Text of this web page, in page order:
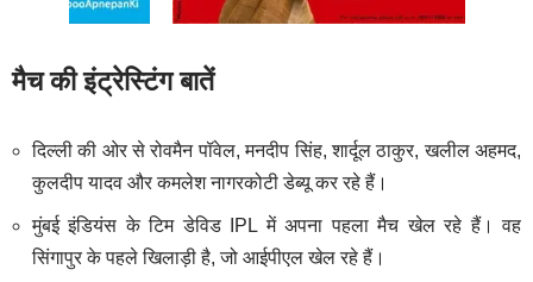
मैच की इंट्रेस्टिंग बातें
दिल्ली की ओर से रोवमैन पॉवेल, मनदीप सिंह, शार्दूल ठाकुर, खलील अहमद,
कुलदीप यादव और कमलेश नागरकोटी डेब्यू कर रहे हैं।
मुंबई इंडियंस के टिम डेविड IPL में अपना पहला मैच खेल रहे हैं। वह
सिंगापुर के पहले खिलाड़ी है, जो आईपीएल खेल रहे हैं।